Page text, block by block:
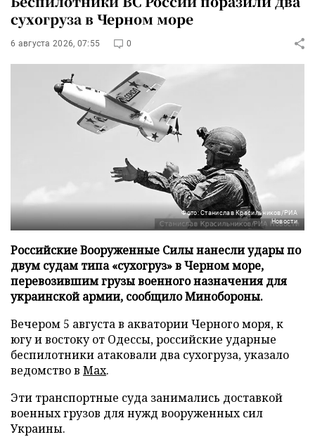
сухогруза в Черном море
6 августа 2026, 07:55 0
Фото: Станислав Красильников/РИА
Новости
Российские Вооруженные Силы нанесли удары по
двум судам типа «сухогруз» в Черном море,
перевозившим грузы военного назначения для
украинской армии, сообщило Минобороны.
Вечером 5 августа в акватории Черного моря, к
югу и востоку от Одессы, российские ударные
беспилотники атаковали два сухогруза, указало
ведомство в Max.
Эти транспортные суда занимались доставкой
военных грузов для нужд вооруженных сил
Украины.